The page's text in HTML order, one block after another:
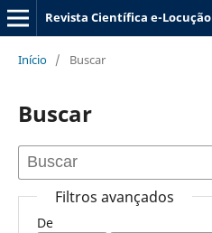
Revista Científica e-Locução
Início / Buscar
Buscar
Filtros avançados
De